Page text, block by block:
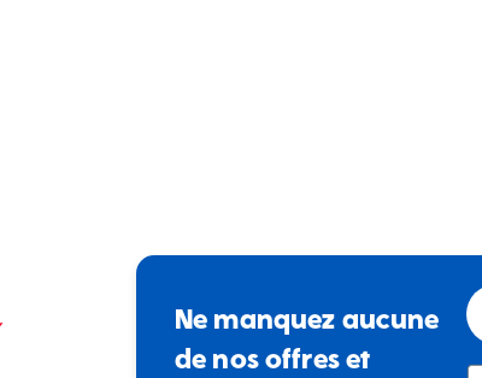
Ne manquez aucune
de nos offres et